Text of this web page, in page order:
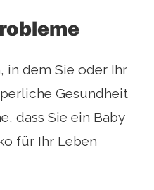
in dem Sie oder Ihr
Gesundheit
dass Sie ein Baby
für Ihr Leben